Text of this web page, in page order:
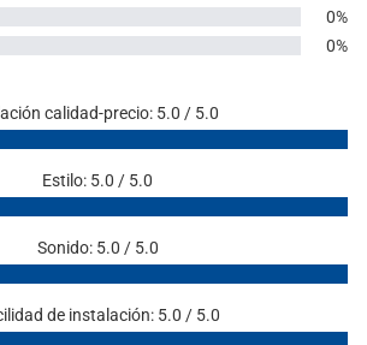
0%
0%
calidad-precio: 5.0 / 5.0
Estilo: 5.0 / 5.0
Sonido: 5.0 / 5.0
de instalación: 5.0 / 5.0